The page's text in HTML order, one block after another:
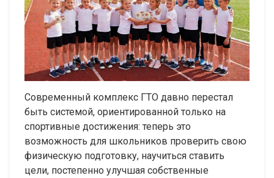
Современный комплекс ГТО давно перестал
быть системой, ориентированной только на
спортивные достижения: теперь это
возможность для школьников проверить свою
физическую подготовку, научиться ставить
цели, постепенно улучшая собственные